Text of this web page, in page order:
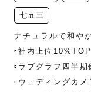
七五三
ナチュラルで和や
▫️社内上位
▫️ラブグラフ四半
▫️ウェディングカメ